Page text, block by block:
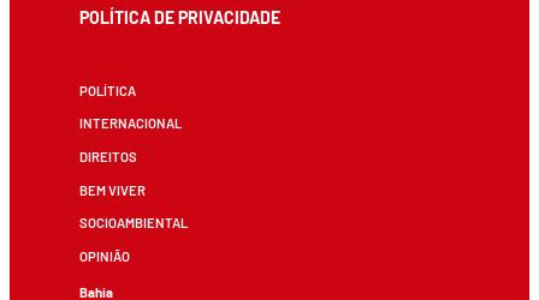
POLÍTICA DE PRIVACIDADE
POLÍTICA
INTERNACIONAL
DIREITOS
BEM VIVER
SOCIOAMBIENTAL
OPINIÃO
Bahia